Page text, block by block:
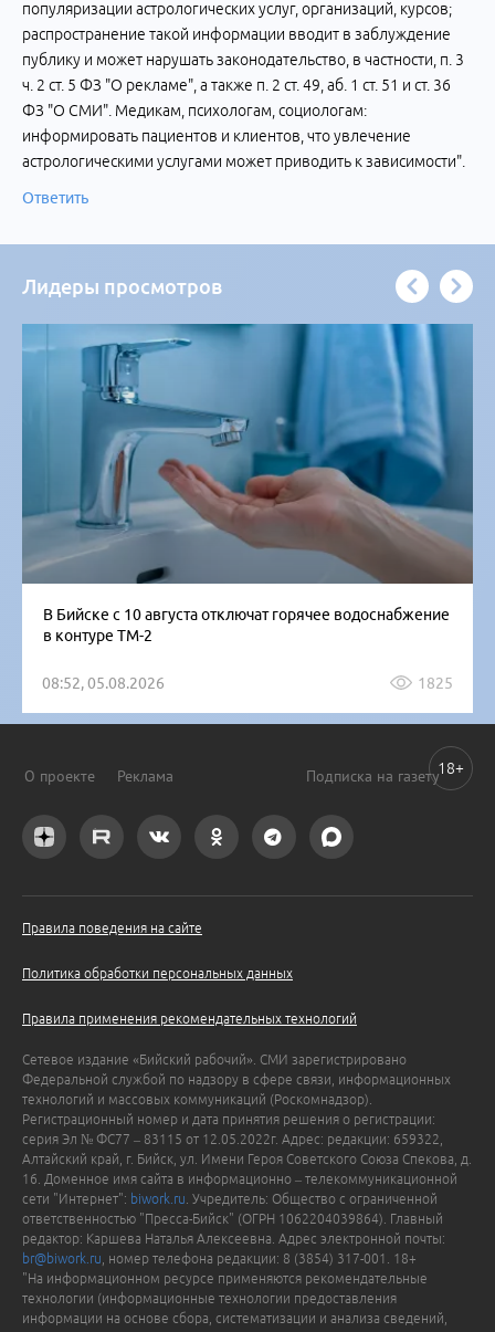
популяризации астрологических услуг, организаций, курсов;
распространение такой информации вводит в заблуждение
публику и может нарушать законодательство, в частности, п. 3
ч. 2 ст. 5 ФЗ "О рекламе", а также п. 2 ст. 49, аб. 1 ст. 51 и ст. 36
ФЗ "О СМИ". Медикам, психологам, социологам:
информировать пациентов и клиентов, что увлечение
астрологическими услугами может приводить к зависимости".
Ответить
Лидеры просмотров
В Бийске с 10 августа отключат горячее водоснабжение
в контуре ТМ-2
08:52, 05.08.2026 1825
О проекте Реклама Подписка на газету
Правила поведения на сайте
Политика обработки персональных данных
Правила применения рекомендательных технологий
Сетевое издание «Бийский рабочий». СМИ зарегистрировано
Федеральной службой по надзору в сфере связи, информационных
технологий и массовых коммуникаций (Роскомнадзор).
Регистрационный номер и дата принятия решения о регистрации:
серия Эл № ФС77 – 83115 от 12.05.2022г. Адрес: редакции: 659322,
Алтайский край, г. Бийск, ул. Имени Героя Советского Союза Спекова, д.
16. Доменное имя сайта в информационно – телекоммуникационной
сети "Интернет": biwork.ru . Учредитель: Общество с ограниченной
ответственностью "Пресса-Бийск" (ОГРН 1062204039864). Главный
редактор: Каршева Наталья Алексеевна. Адрес электронной почты:
br@biwork.ru , номер телефона редакции: 8 (3854) 317-001. 18+
"На информационном ресурсе применяются рекомендательные
технологии (информационные технологии предоставления
информации на основе сбора, систематизации и анализа сведений,
18+